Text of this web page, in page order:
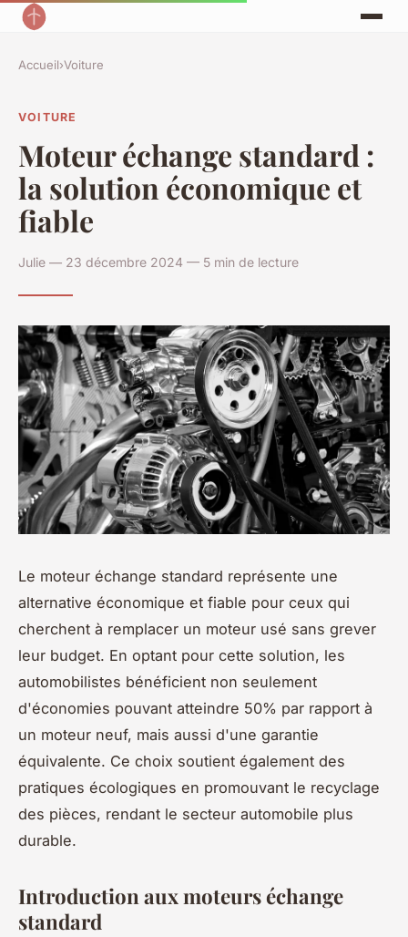
Accueil›Voiture
VOITURE
Moteur échange standard :
la solution économique et
fiable
Julie — 23 décembre 2024 — 5 min de lecture
Le moteur échange standard représente une
alternative économique et fiable pour ceux qui
cherchent à remplacer un moteur usé sans grever
leur budget. En optant pour cette solution, les
automobilistes bénéficient non seulement
d'économies pouvant atteindre 50% par rapport à
un moteur neuf, mais aussi d'une garantie
équivalente. Ce choix soutient également des
pratiques écologiques en promouvant le recyclage
des pièces, rendant le secteur automobile plus
durable.
Introduction aux moteurs échange
standard